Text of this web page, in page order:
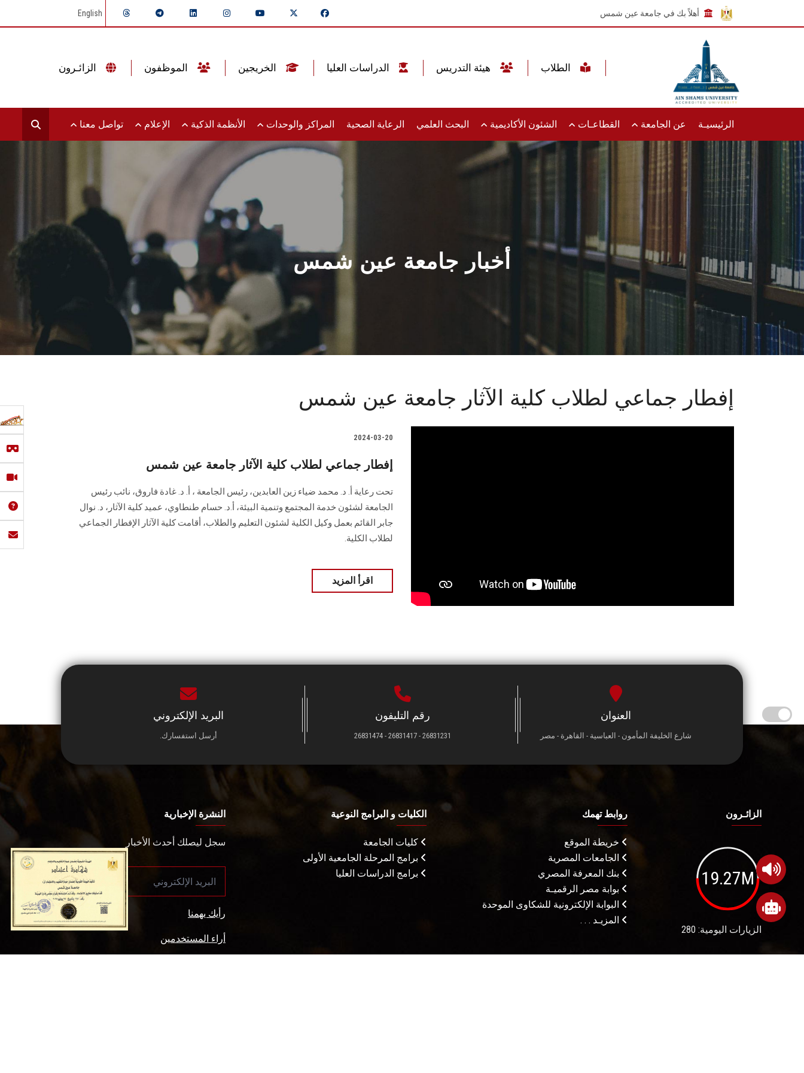
أهلاً بك في جامعة عين شمس English
الرئيسيـة عن الجامعة القطاعـات الشئون الأكاديمية البحث العلمي الرعاية الصحية المراكز والوحدات الأنظمة الذكية الإعلام تواصل معنا
أخبار جامعة عين شمس
إفطار جماعي لطلاب كلية الآثار جامعة عين شمس
2024-03-20
إفطار جماعي لطلاب كلية الآثار جامعة عين شمس
تحت رعاية أ. د. محمد ضياء زين العابدين، رئيس الجامعة ، أ. د. غادة فاروق، نائب رئيس
الجامعة لشئون خدمة المجتمع وتنمية البيئة، أ.د. حسام طنطاوي، عميد كلية الآثار، د. نوال
جابر القائم بعمل وكيل الكلية لشئون التعليم والطلاب، أقامت كلية الآثار الإفطار الجماعي
لطلاب الكلية.
اقرأ المزيد
العنوان
شارع الخليفة المأمون - العباسية - القاهرة - مصر
رقم التليفون
26831231 - 26831417 - 26831474
البريد الإلكتروني
أرسل استفسارك.
الزائـرون
19.27M
الزيارات اليومية: 280
روابط تهمك
خريطة الموقع
الجامعات المصرية
بنك المعرفة المصري
بوابة مصر الرقميـة
البوابة الإلكترونية للشكاوى الموحدة
المزيـد . . .
الكليات و البرامج النوعية
كليات الجامعة
برامج المرحلة الجامعية الأولى
برامج الدراسات العليا
النشرة الإخبارية
سجل ليصلك أحدث الأخبار
رأيك يهمنا
أراء المستخدمين